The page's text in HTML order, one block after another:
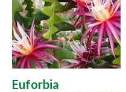
Euforbia